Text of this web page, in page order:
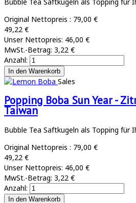
Original Nettopreis : 79,00 €
49,22 €
Unser Nettopreis: 46,00 €
MwSt.-Betrag: 3,22 €
Anzahl:
Sales
Popping Boba Sun Year -
Taiwan
Bubble Tea Saftkugeln als Topping für
Original Nettopreis : 79,00 €
49,22 €
Unser Nettopreis: 46,00 €
MwSt.-Betrag: 3,22 €
Anzahl: